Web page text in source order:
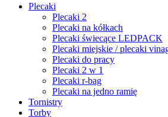
Plecaki
Plecaki 2
Plecaki na kółkach
Plecaki świecące LEDPACK
Plecaki miejskie / plecaki
Plecaki do pracy
Plecaki 2 w 1
Plecaki r-bag
Plecaki na jedno ramię
Tornistry
Torby